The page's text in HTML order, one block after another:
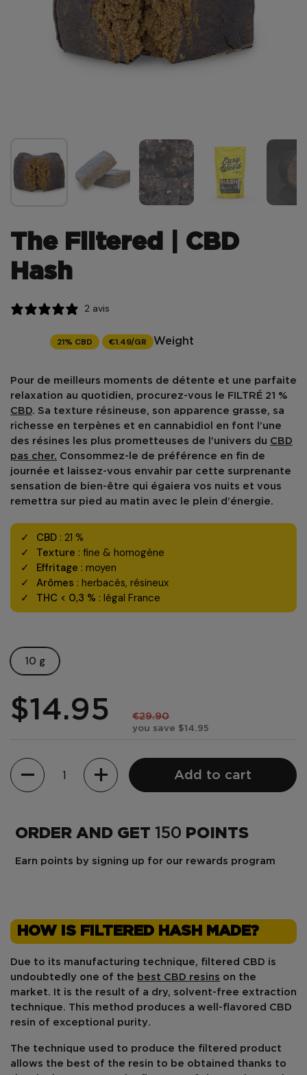
The Filtered | CBD
Hash
2 avis
21% CBD €1.49/GR
Pour de meilleurs moments de détente et une parfaite
relaxation au quotidien, procurez-vous le FILTRÉ 21 %
CBD . Sa texture résineuse , son apparence grasse, sa
richesse en terpènes et en cannabidiol en font l’une
des résines les plus prometteuses de l’univers du CBD
pas cher.
Consommez-le de préférence en fin de
journée et laissez-vous envahir par cette surprenante
sensation de bien-être qui égaiera vos nuits et vous
remettra sur pied au matin avec le plein d’énergie.
CBD : 21 %
Texture : fine & homogène
Effritage : moyen
Arômes : herbacés, résineux
THC < 0,3 % : légal France
Weight
10 g
$14.95 €29.90
you save $14.95
Quantity
Add to cart
ORDER AND GET 150 POINTS
Earn points by signing up for our rewards program
HOW IS FILTERED HASH MADE?
Due to its manufacturing technique, filtered CBD is
undoubtedly one of the best CBD resins on the
market . It is the result of a dry, solvent-free extraction
technique. This method produces a well-flavored
CBD
resin of exceptional purity
The technique used to produce the filtered product
allows the best of the resin to be obtained thanks to